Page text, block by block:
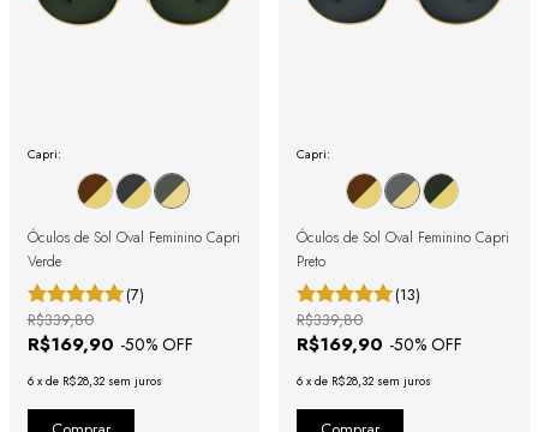
Capri:
Óculos de Sol Oval Feminino Capri
Verde
(7)
R$169,90 -50% OFF
R$339,80
6 x de R$28,32 sem juros
Capri:
Óculos de Sol Oval Feminino Capri
Preto
(13)
R$169,90 -50% OFF
R$339,80
6 x de R$28,32 sem juros